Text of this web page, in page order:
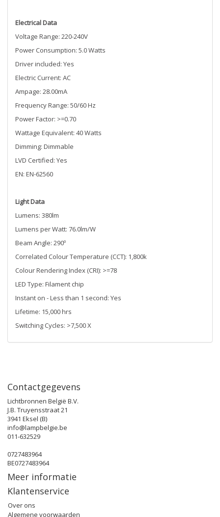
Electrical Data
Voltage Range: 220-240V
Power Consumption: 5.0 Watts
Driver included: Yes
Electric Current: AC
Ampage: 28.00mA
Frequency Range: 50/60 Hz
Power Factor: >=0.70
Wattage Equivalent: 40 Watts
Dimming: Dimmable
LVD Certified: Yes
EN: EN-62560
Light Data
Lumens: 380lm
Lumens per Watt: 76.0lm/W
Beam Angle: 290º
Correlated Colour Temperature (CCT): 1,800k
Colour Rendering Index (CRI): >=78
LED Type: Filament chip
Instant on - Less than 1 second: Yes
Lifetime: 15,000 hrs
Switching Cycles: >7,500 X
Contactgegevens
Lichtbronnen België B.V.
J.B. Truyensstraat 21
3941 Eksel (B)
info@lampbelgie.be
011-632529
0727483964
BE0727483964
Meer informatie
Klantenservice
Over ons
Algemene voorwaarden